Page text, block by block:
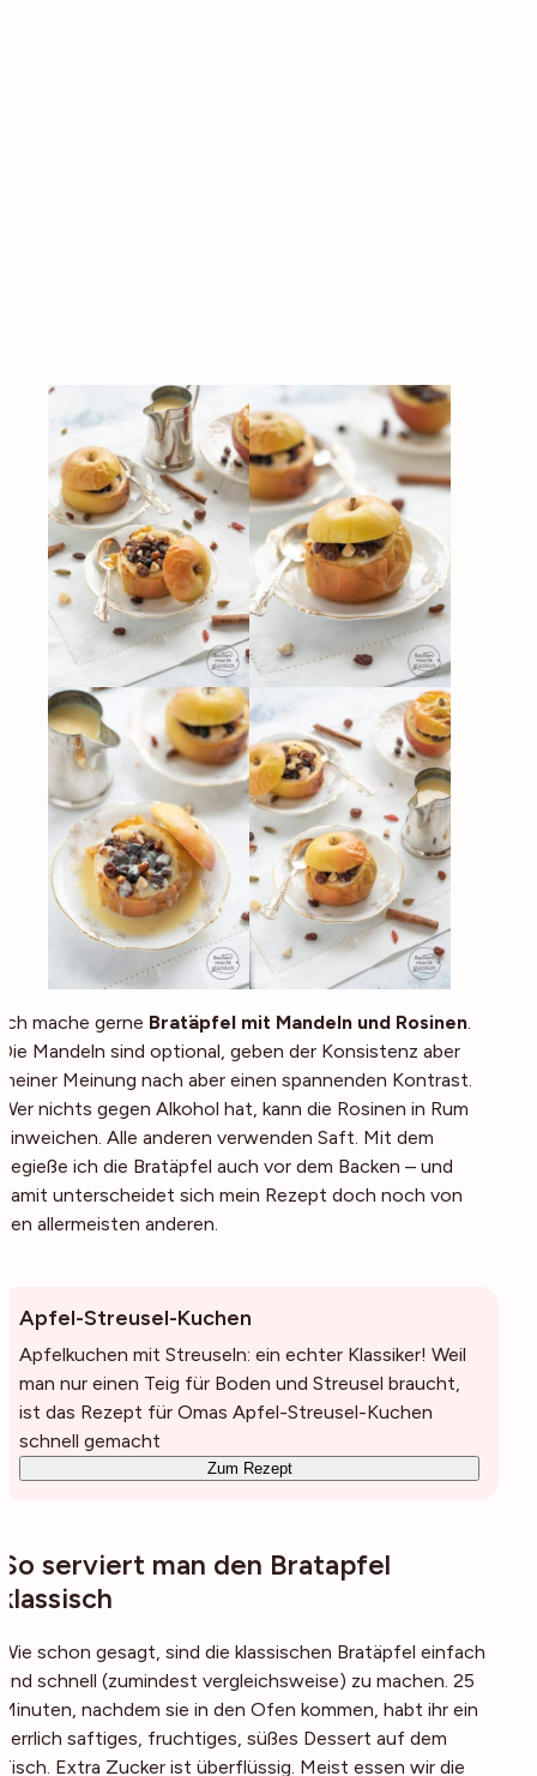
Ich mache gerne Bratäpfel mit Mandeln und Rosinen.
Die Mandeln sind optional, geben der Konsistenz aber
meiner Meinung nach aber einen spannenden Kontrast.
Wer nichts gegen Alkohol hat, kann die Rosinen in Rum
einweichen. Alle anderen verwenden Saft. Mit dem
begieße ich die Bratäpfel auch vor dem Backen – und
damit unterscheidet sich mein Rezept doch noch von
den allermeisten anderen.
Apfel-Streusel-Kuchen
Apfelkuchen mit Streuseln: ein echter Klassiker! Weil
man nur einen Teig für Boden und Streusel braucht,
ist das Rezept für Omas Apfel-Streusel-Kuchen
schnell gemacht
Zum Rezept
So serviert man den Bratapfel
klassisch
Wie schon gesagt, sind die klassischen Bratäpfel einfach
und schnell (zumindest vergleichsweise) zu machen. 25
Minuten, nachdem sie in den Ofen kommen, habt ihr ein
herrlich saftiges, fruchtiges, süßes Dessert auf dem
Tisch. Extra Zucker ist überflüssig. Meist essen wir die